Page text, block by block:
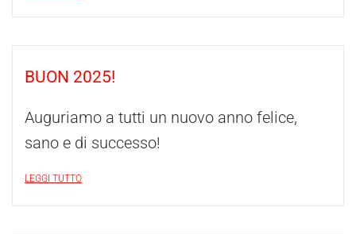
BUON 2025!
Auguriamo a tutti un nuovo anno felice,
sano e di successo!
LEGGI TUTTO